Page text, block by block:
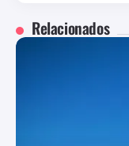
Relacionados